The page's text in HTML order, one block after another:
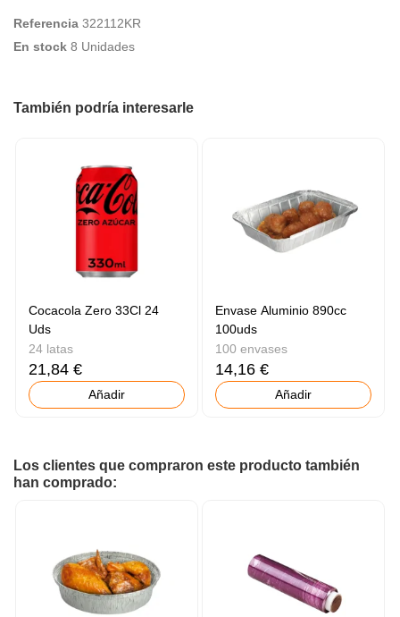
Referencia 322112KR
En stock 8 Unidades
También podría interesarle
Cocacola Zero 33Cl 24
Uds
24 latas
21,84 €
Añadir
Envase Aluminio 890cc
100uds
100 envases
14,16 €
Añadir
Los clientes que compraron este producto también
han comprado: